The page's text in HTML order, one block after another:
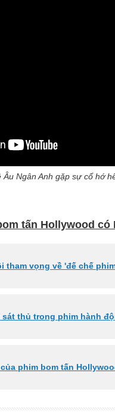
Âu Ngân Anh gặp sự cố hớ
tấn Hollywood có
tham vọng về 'đế chế
sát thủ trong phim hành
phim bom tấn